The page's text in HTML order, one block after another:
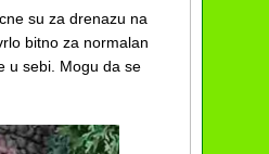
su za drenazu na
bitno za normalan
u sebi. Mogu da se